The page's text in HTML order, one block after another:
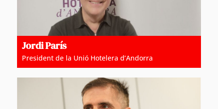
Jordi París
President de la Unió Hotelera d’Andorra